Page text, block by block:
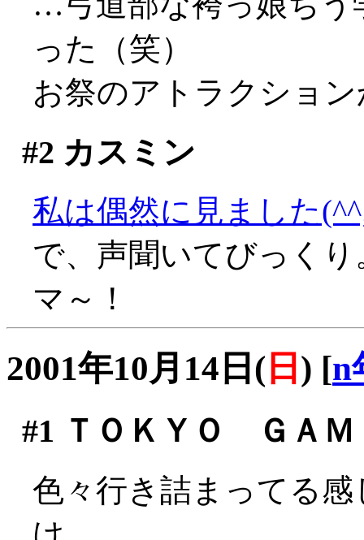
った（笑）
お祭のアトラクショ
#2 カスミン
私は偶然に見ました
で、声聞いてびっく
マ～！
2001年10月14日( 日 ) [n
#1 ＴＯＫＹＯ ＧＡ
色々行き詰まってる